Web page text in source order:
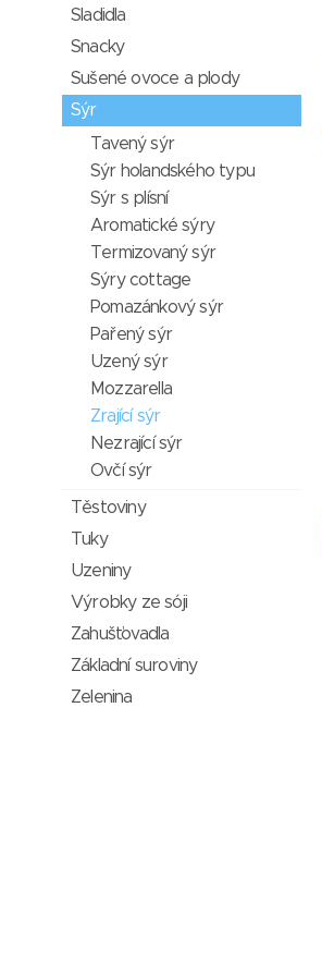
Sladidla
Snacky
Sušené ovoce a plody
Sýr
Tavený sýr
Sýr holandského typu
Sýr s plísní
Aromatické sýry
Termizovaný sýr
Sýry cottage
Pomazánkový sýr
Pařený sýr
Uzený sýr
Mozzarella
Zrající sýr
Nezrající sýr
Ovčí sýr
Těstoviny
Tuky
Uzeniny
Výrobky ze sóji
Zahušťovadla
Základní suroviny
Zelenina